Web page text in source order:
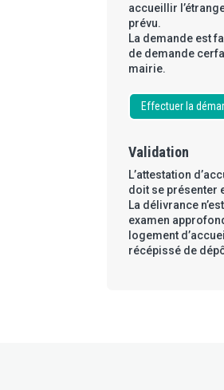
accueillir
prévu.
La demande est
de demande
mairie.
Effectuer la
Validation
L’attestation
doit se présenter
La délivrance
examen
logement
récépissé de